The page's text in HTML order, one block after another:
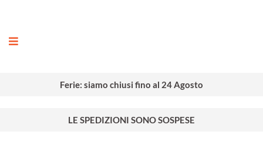
Ferie: siamo chiusi fino al 24 Agosto
LE SPEDIZIONI SONO SOSPESE